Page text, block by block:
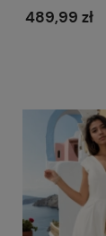
spodniami
Melani
489,99 zł